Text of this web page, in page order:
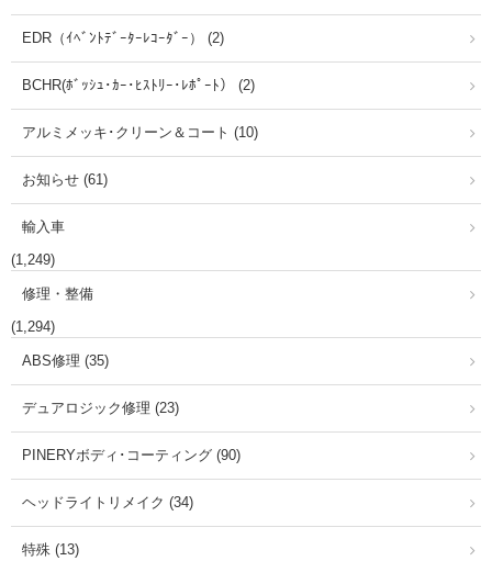
EDR（ｲﾍﾞﾝﾄﾃﾞｰﾀｰﾚｺｰﾀﾞｰ） (2)
BCHR(ﾎﾞｯｼｭ･ｶｰ･ﾋｽﾄﾘｰ･ﾚﾎﾟｰﾄ） (2)
アルミメッキ･クリーン＆コート (10)
お知らせ (61)
輸入車
(1,249)
修理・整備
(1,294)
ABS修理 (35)
デュアロジック修理 (23)
PINERYボディ･コーティング (90)
ヘッドライトリメイク (34)
特殊 (13)